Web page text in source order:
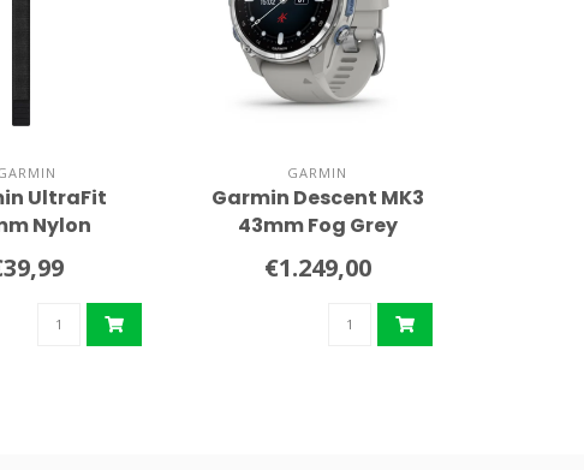
UltraFit
Nylon
GARMIN
Garmin Descent MK3
43mm Fog Grey
€1.249,00